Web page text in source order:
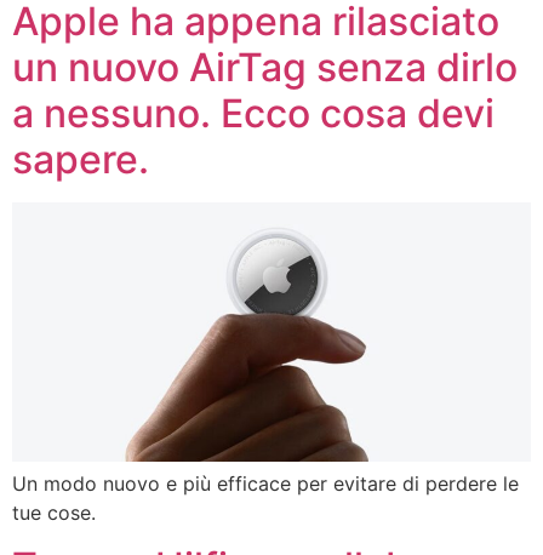
Apple ha appena rilasciato
un nuovo AirTag senza dirlo
a nessuno. Ecco cosa devi
sapere.
Un modo nuovo e più efficace per evitare di perdere le
tue cose.